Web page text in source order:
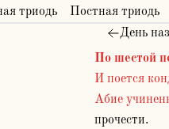
триодь Постная триодь
День
По шестой
И поется
Абие
прочести.